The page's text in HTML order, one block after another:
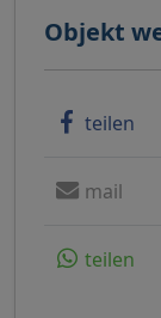
Objekt
teilen
mail
teilen